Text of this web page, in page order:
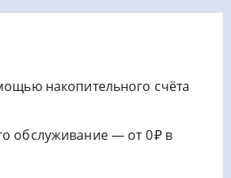
накопительного счёта
обслуживание — от 0 ₽ в